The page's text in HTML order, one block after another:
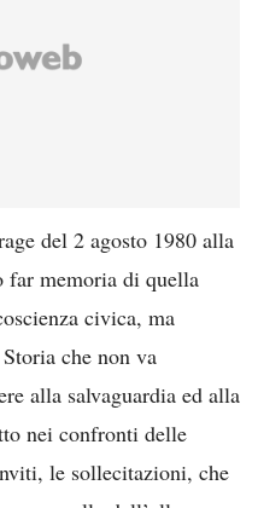
del 2 agosto 1980 alla
far memoria di quella
civica, ma
che non va
alla salvaguardia ed alla
nei confronti delle
le sollecitazioni, che